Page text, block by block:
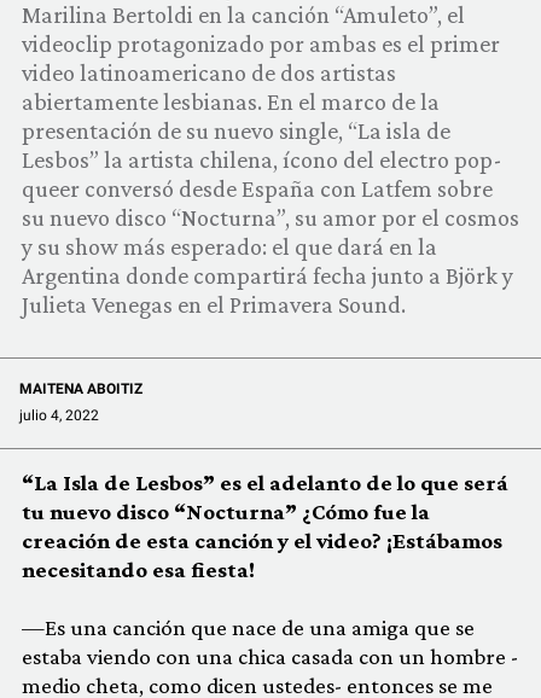
COMUNIDAD
QUIÉNES SOMOS
Marilina Bertoldi en la canción “Amuleto”, el
videoclip protagonizado por ambas es el primer
video latinoamericano de dos artistas
abiertamente lesbianas. En el marco de la
presentación de su nuevo single, “La isla de
Lesbos” la artista chilena, ícono del electro pop-
queer conversó desde España con Latfem sobre
su nuevo disco “Nocturna”, su amor por el cosmos
y su show más esperado: el que dará en la
Argentina donde compartirá fecha junto a Björk y
Julieta Venegas en el Primavera Sound.
MAITENA ABOITIZ
julio 4, 2022
“La Isla de Lesbos” es el adelanto de lo que será
tu nuevo disco “Nocturna” ¿Cómo fue la
creación de esta canción y el video? ¡Estábamos
necesitando esa fiesta!
—Es una canción que nace de una amiga que se
estaba viendo con una chica casada con un hombre -
medio cheta, como dicen ustedes- entonces se me